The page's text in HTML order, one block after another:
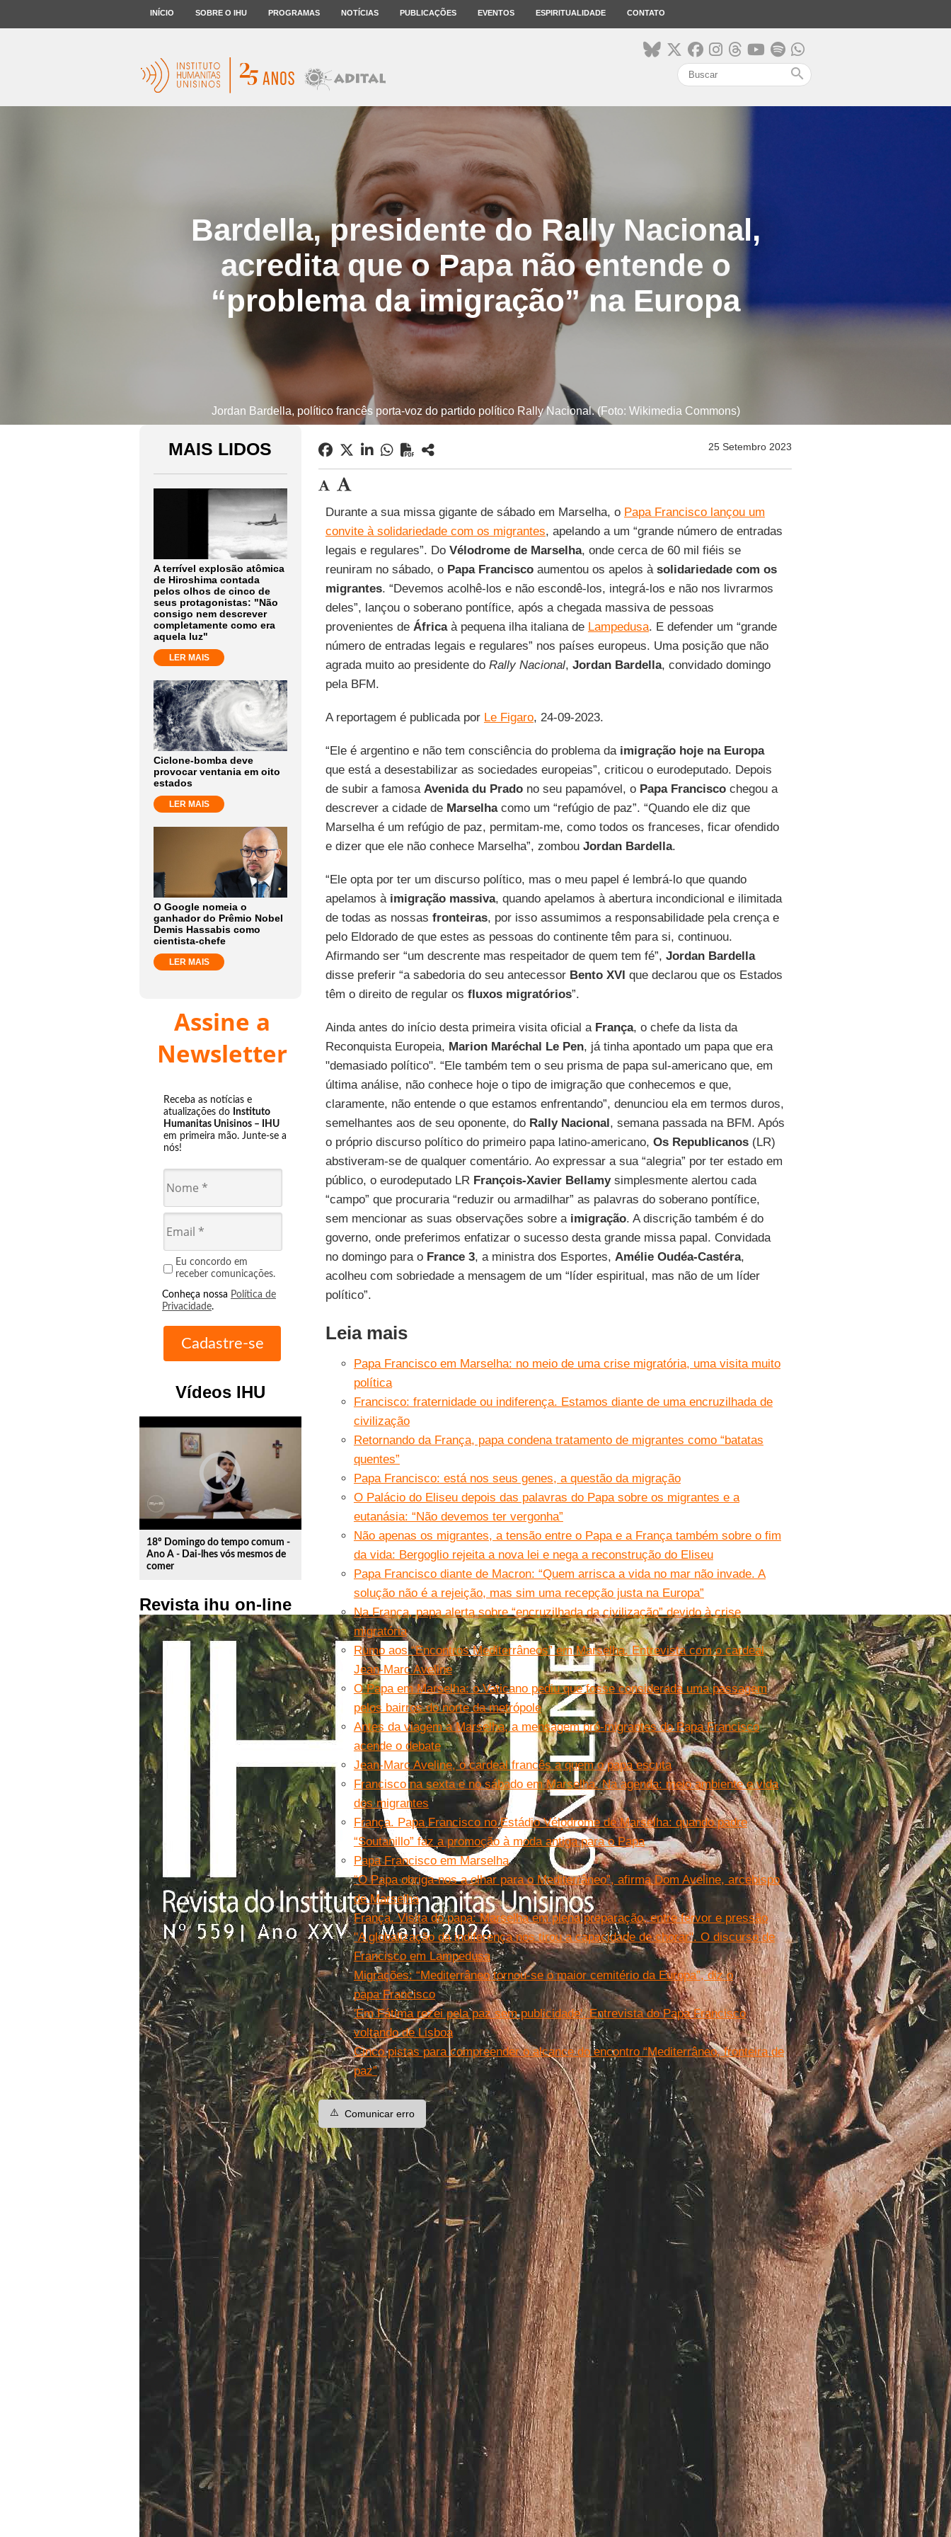
INÍCIO SOBRE O IHU PROGRAMAS NOTÍCIAS PUBLICAÇÕES EVENTOS ESPIRITUALIDADE CONTATO
search
Bardella, presidente do Rally Nacional,
acredita que o Papa não entende o
“problema da imigração” na Europa
Jordan Bardella, político francês porta-voz do partido político Rally Nacional. (Foto: Wikimedia Commons)
MAIS LIDOS
A terrível explosão atômica
de Hiroshima contada
pelos olhos de cinco de
seus protagonistas: "Não
consigo nem descrever
completamente como era
aquela luz"
LER MAIS
Ciclone-bomba deve
provocar ventania em oito
estados
LER MAIS
O Google nomeia o
ganhador do Prêmio Nobel
Demis Hassabis como
cientista-chefe
LER MAIS
Assine a
Newsletter
Receba as notícias e
atualizações do Instituto
Humanitas Unisinos – IHU
em primeira mão. Junte-se a
nós!
Eu concordo em
receber comunicações.
Conheça nossa Política de
Privacidade.
Vídeos IHU
play_circle_outline
18º Domingo do tempo comum -
Ano A - Dai-lhes vós mesmos de
comer
Revista ihu on-line
25 Setembro 2023
Durante a sua missa gigante de sábado em Marselha, o Papa Francisco lançou um
convite à solidariedade com os migrantes, apelando a um “grande número de entradas
legais e regulares”. Do Vélodrome de Marselha, onde cerca de 60 mil fiéis se
reuniram no sábado, o Papa Franciscoaumentou os apelos à solidariedade com os
migrantes. “Devemos acolhê-los e não escondê-los, integrá-los e não nos livrarmos
deles”, lançou o soberano pontífice, após a chegada massiva de pessoas
provenientes de Áfricaà pequena ilha italiana de Lampedusa. E defender um “grande
número de entradas legais e regulares” nos países europeus. Uma posição que não
agrada muito ao presidente do Rally Nacional, Jordan Bardella, convidado domingo
pela BFM.
A reportagem é publicada por Le Figaro, 24-09-2023.
“Ele é argentino e não tem consciência do problema da imigração hoje na Europa
que está a desestabilizar as sociedades europeias”, criticou o eurodeputado. Depois
de subir a famosa Avenida du Pradono seu papamóvel, o Papa Franciscochegou a
descrever a cidade de Marselhacomo um “refúgio de paz”. “Quando ele diz que
Marselha é um refúgio de paz, permitam-me, como todos os franceses, ficar ofendido
e dizer que ele não conhece Marselha”, zombou Jordan Bardella.
“Ele opta por ter um discurso político, mas o meu papel é lembrá-lo que quando
apelamos à imigração massiva, quando apelamos à abertura incondicional e ilimitada
de todas as nossas fronteiras, por isso assumimos a responsabilidade pela crença e
pelo Eldorado de que estes as pessoas do continente têm para si, continuou.
Afirmando ser “um descrente mas respeitador de quem tem fé”, Jordan Bardella
disse preferir “a sabedoria do seu antecessor Bento XVI que declarou que os Estados
têm o direito de regular os fluxos migratórios”.
Ainda antes do início desta primeira visita oficial a França, o chefe da lista da
Reconquista Europeia, Marion Maréchal Le Pen, já tinha apontado um papa que era
"demasiado político". “Ele também tem o seu prisma de papa sul-americano que, em
última análise, não conhece hoje o tipo de imigração que conhecemos e que,
claramente, não entende o que estamos enfrentando”, denunciou ela em termos duros,
semelhantes aos de seu oponente, do Rally Nacional, semana passada na BFM. Após
o próprio discurso político do primeiro papa latino-americano, Os Republicanos(LR)
abstiveram-se de qualquer comentário. Ao expressar a sua “alegria” por ter estado em
público, o eurodeputado LR François-Xavier Bellamysimplesmente alertou cada
“campo” que procuraria “reduzir ou armadilhar” as palavras do soberano pontífice,
sem mencionar as suas observações sobre a imigração. A discrição também é do
governo, onde preferimos enfatizar o sucesso desta grande missa papal. Convidada
no domingo para o France 3, a ministra dos Esportes, Amélie Oudéa-Castéra,
acolheu com sobriedade a mensagem de um “líder espiritual, mas não de um líder
político”.
Leia mais
Papa Francisco em Marselha: no meio de uma crise migratória, uma visita muito
política
Francisco: fraternidade ou indiferença. Estamos diante de uma encruzilhada de
civilização
Retornando da França, papa condena tratamento de migrantes como “batatas
quentes”
Papa Francisco: está nos seus genes, a questão da migração
O Palácio do Eliseu depois das palavras do Papa sobre os migrantes e a
eutanásia: “Não devemos ter vergonha”
Não apenas os migrantes, a tensão entre o Papa e a França também sobre o fim
da vida: Bergoglio rejeita a nova lei e nega a reconstrução do Eliseu
Papa Francisco diante de Macron: “Quem arrisca a vida no mar não invade. A
solução não é a rejeição, mas sim uma recepção justa na Europa”
Na França, papa alerta sobre “encruzilhada da civilização” devido à crise
migratória
Rumo aos “Encontros Mediterrâneos” em Marselha. Entrevista com o cardeal
Jean-Marc Aveline
O Papa em Marselha: o Vaticano pediu que fosse considerada uma passagem
pelos bairros do norte da metrópole
Antes da viagem a Marselha, a mensagem pró-migrantes do Papa Francisco
acende o debate
Jean-Marc Aveline, o cardeal francês a quem o papa escuta
Francisco na sexta e no sábado em Marselha. Na agenda: meio ambiente e vida
dos migrantes
França. Papa Francisco no Estádio Vélodrome de Marselha: quando padre
“Soutanillo” faz a promoção à moda antiga para o Papa
Papa Francisco em Marselha
“O Papa obriga-nos a olhar para o Mediterrâneo”, afirma Dom Aveline, arcebispo
de Marselha
França. Visita do papa: Marselha em plena preparação, entre fervor e pressão
"A globalização da indiferença nos tirou a capacidade de chorar". O discurso de
Francisco em Lampedusa
Migrações: “Mediterrâneo tornou-se o maior cemitério da Europa”, diz o
papa Francisco
'Em Fátima rezei pela paz sem publicidade'. Entrevista do Papa Francisco
voltando de Lisboa
Cinco pistas para compreender o alcance do encontro “Mediterrâneo, fronteira de
paz”
⚠️ Comunicar erro